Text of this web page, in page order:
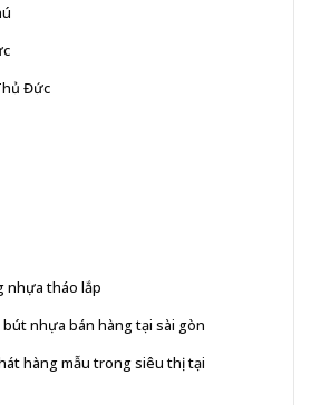
Đức
nhựa tháo lắp
nhựa bán hàng tại sài gòn
hàng mẫu trong siêu thị tại